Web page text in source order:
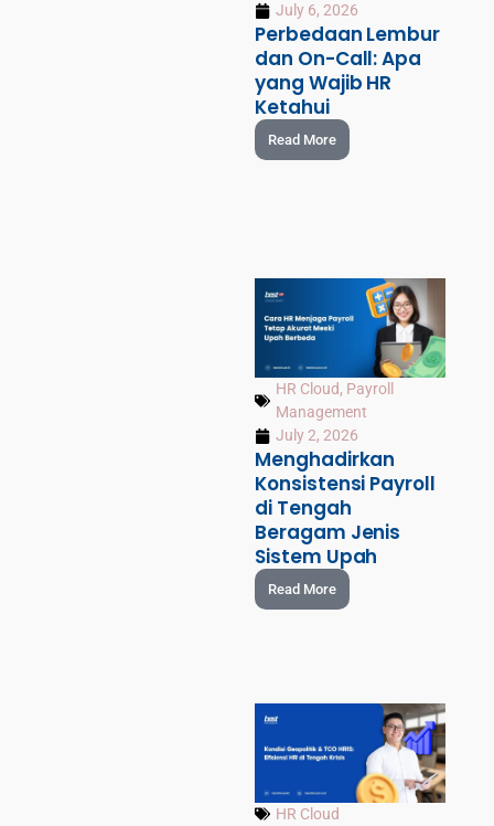
July 6, 2026
Perbedaan Lembur
dan On-Call: Apa
yang Wajib HR
Ketahui
Read More
HR Cloud, Payroll
Management
July 2, 2026
Menghadirkan
Konsistensi Payroll
di Tengah
Beragam Jenis
Sistem Upah
Read More
HR Cloud